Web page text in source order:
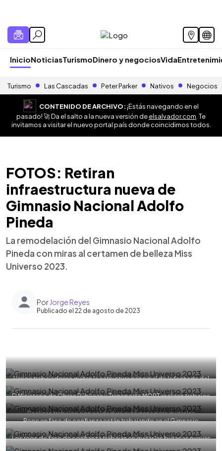
InicioNoticiasTurismoDinero y negociosVida
Turismo Las Cascadas Peter Parker Nativos Negocios
CONTENIDO DE ARCHIVO:¡Estás navegando en el
pasado! 🚀 Da el salto a la nueva versión deelsalvador.com . Te
invitamos a visitar el nuevo portal país donde coincidimos todos.
FOTOS: Retiran
infraestructura nueva de
Gimnasio Nacional Adolfo
Pineda
La remodelación del Gimnasio Nacional Adolfo
Pineda con miras al certamen de belleza Miss
Universo 2023.
Por Jorge Reyes
Publicado el 22 de agosto de 2023
► 0:00
Escuchar artículo
Varios trabajadores quitan la estructura principal de la fachada del
Gimnasio Nacional Adolfo Pineda donde va ser la sede Miss
Universo 2023. Foto EDH/ Jorge Reyes
El Ministerio de Obras Públicas y Transporte MOPT realizan trabajos
de remodelación del gimnasio para el evento de belleza Miss
Universo 2023. Foto EDH/ Jorge Reyes
Realizan trabajos con soldadura autógena para quitar las
estructuras de hierro de la fachada del Gimnasio Nacional Adolfo
Pineda. Foto EDH/ Jorge Reyes
Reos en fase de confianza están trabajando en el Gimnasio
Nacional Adolfo Pineda. Foto EDH/ Jorge Reyes
Los reos de fase de confianza trabajan en quitar las butacas nuevas
del gimnasio. Foto EDH/ Jorge Reyes